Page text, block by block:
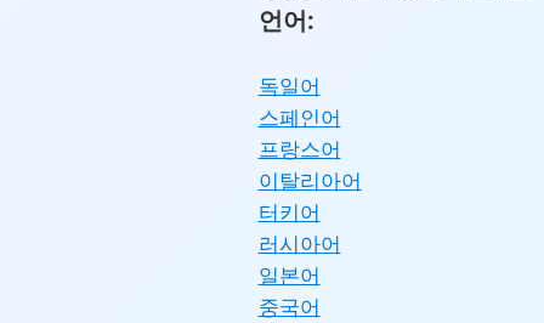
언어:
독일어
스페인어
프랑스어
이탈리아어
터키어
러시아어
일본어
중국어